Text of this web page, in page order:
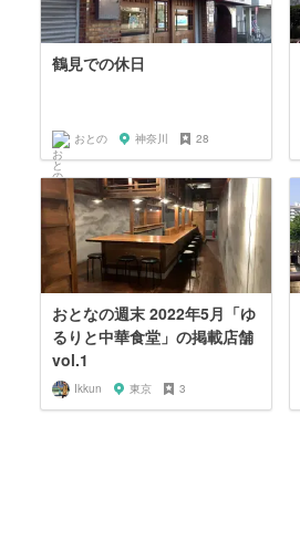
鶴見での休日
おとの 神奈川 28
おとなの週末 2022年5月「ゆ
るりと中華食堂」の掲載店舗
vol.1
Ikkun 東京 3